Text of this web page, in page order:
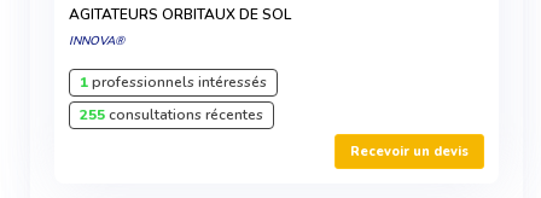
AGITATEURS ORBITAUX DE SOL
INNOVA®
1professionnels intéressés
255consultations récentes
Recevoir un devis